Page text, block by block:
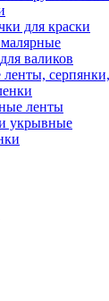
для краски
валиков
ленты
укрывные